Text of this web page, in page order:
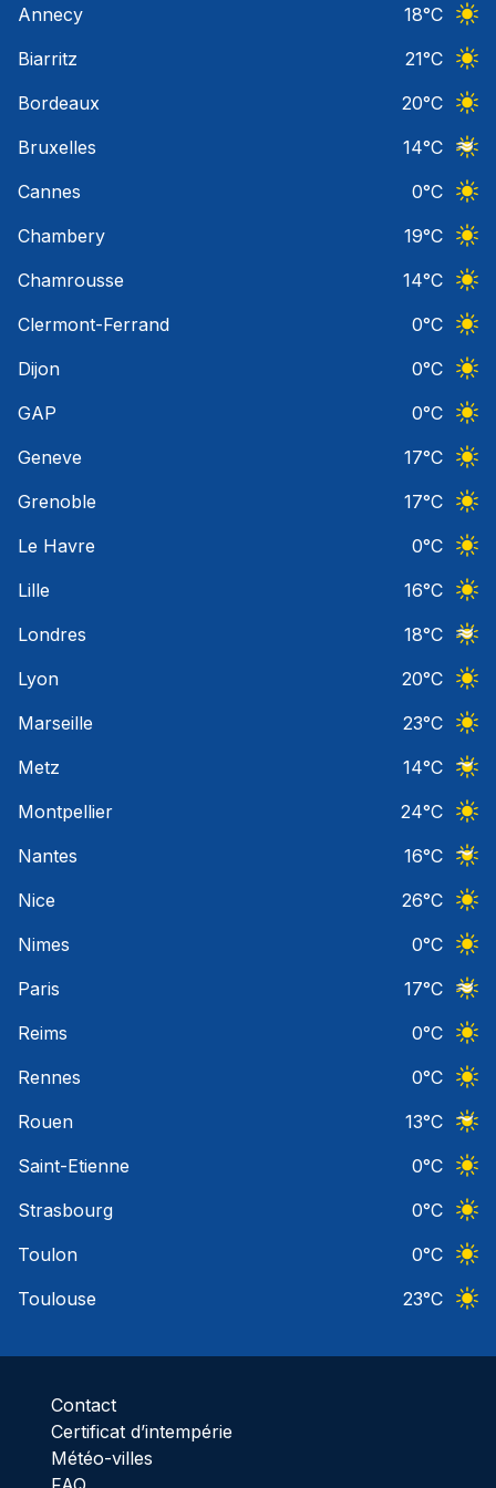
Annecy
18°C
Biarritz
21°C
Bordeaux
20°C
Bruxelles
14°C
Cannes
0°C
Chambery
19°C
Chamrousse
14°C
Clermont-Ferrand
0°C
Dijon
0°C
GAP
0°C
Geneve
17°C
Grenoble
17°C
Le Havre
0°C
Lille
16°C
Londres
18°C
Lyon
20°C
Marseille
23°C
Metz
14°C
Montpellier
24°C
Nantes
16°C
Nice
26°C
Nimes
0°C
Paris
17°C
Reims
0°C
Rennes
0°C
Rouen
13°C
Saint-Etienne
0°C
Strasbourg
0°C
Toulon
0°C
Toulouse
23°C
Contact
Certificat d’intempérie
Météo-villes